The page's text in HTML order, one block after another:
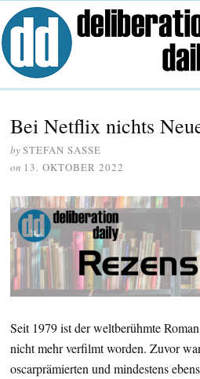
Bei Netflix nichts
bySTEFAN SASSE
on 13. OKTOBER 2022
Seit 1979 ist der weltberühmte
nicht mehr verfilmt worden. Zuvor
oscarprämierten und mindestens